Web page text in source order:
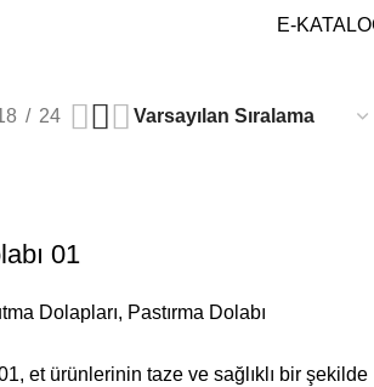
E-
24
01
Dolapları, Pastırma Dolabı
et ürünlerinin taze ve sağlıklı bir şekilde